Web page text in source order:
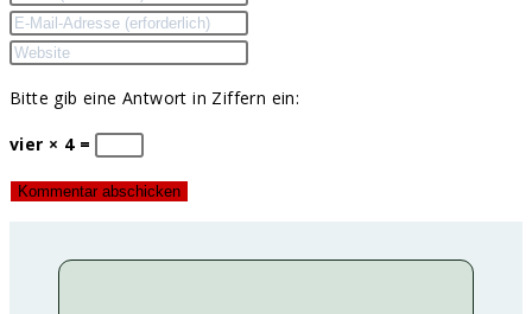
deinen
Namen
Benutzernamen
zum
ein
Gib
deine
Mail-
Adresse
Kommentieren
Gib
Website-
URL
(optional)
Bitte gib eine Antwort in Ziffern ein:
vier × 4 =